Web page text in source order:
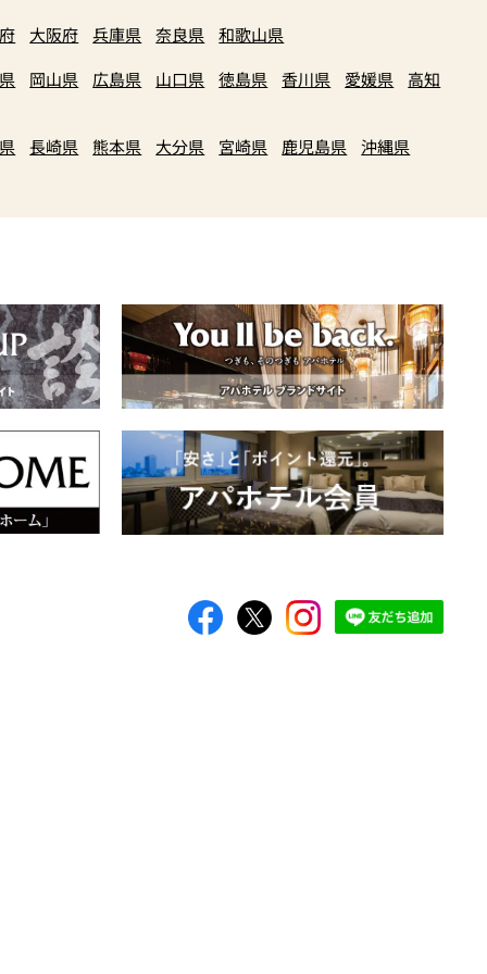
大阪府 兵庫県 奈良県
和歌山県
岡山県 広島県 山口県 徳島県 香川県 愛媛県
高知
長崎県 熊本県 大分県 宮崎県 鹿児島県 沖縄県